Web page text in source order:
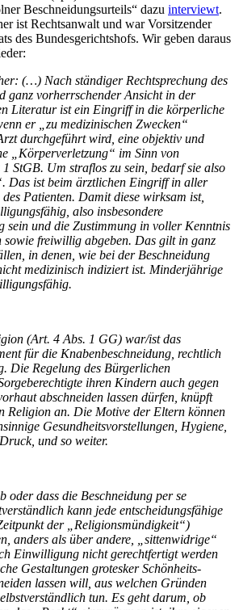
Beschneidungsurteils“ dazu interviewt.
ist Rechtsanwalt und war Vorsitzender
des Bundesgerichtshofs. Wir geben daraus
(…) Nach ständiger Rechtsprechung des
ganz vorherrschender Ansicht in der
Literatur ist ein Eingriff in die körperliche
er „zu medizinischen Zwecken“
durchgeführt wird, eine objektiv und
„Körperverletzung“ im Sinn von
StGB. Um straflos zu sein, bedarf sie also
Das ist beim ärztlichen Eingriff in aller
Patienten. Damit diese wirksam ist,
also insbesondere
sein und die Zustimmung in voller Kenntnis
sowie freiwillig abgeben. Das gilt in ganz
in denen, wie bei der Beschneidung
medizinisch indiziert ist. Minderjährige
(Art. 4 Abs. 1 GG) war/ist das
für die Knabenbeschneidung, rechtlich
Die Regelung des Bürgerlichen
ihren Kindern auch gegen
abschneiden lassen dürfen, knüpft
Religion an. Die Motive der Eltern können
Gesundheitsvorstellungen, Hygiene,
und so weiter.
oder dass die Beschneidung per se
kann jede entscheidungsfähige
der „Religionsmündigkeit“)
anders als über andere, „sittenwidrige“
Einwilligung nicht gerechtfertigt werden
Gestaltungen grotesker Schönheits-
lassen will, aus welchen Gründen
tun. Es geht darum, ob